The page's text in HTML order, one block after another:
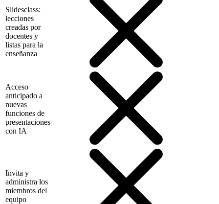
Slidesclass:
lecciones
creadas por
docentes y
listas para la
enseñanza
Acceso
anticipado a
nuevas
funciones de
presentaciones
con IA
Invita y
administra los
miembros del
equipo